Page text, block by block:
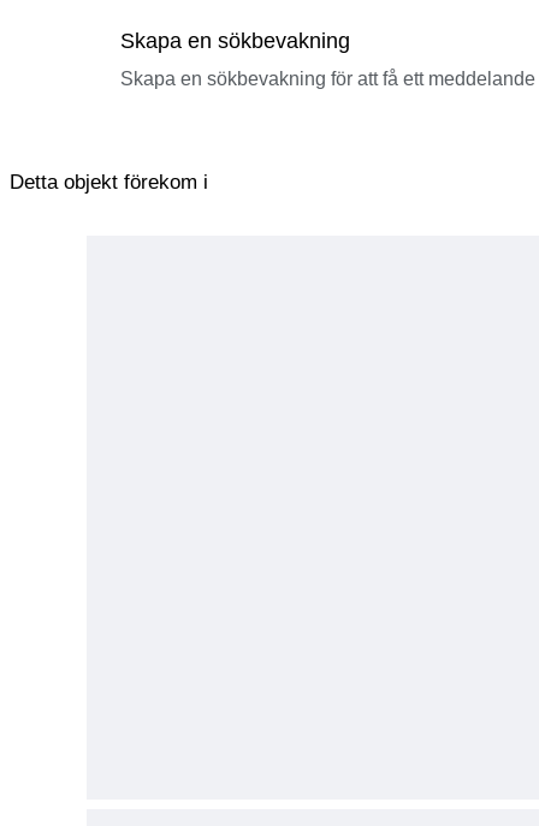
Skapa en sökbevakning
Skapa en sökbevakning för att få ett
Detta objekt förekom i